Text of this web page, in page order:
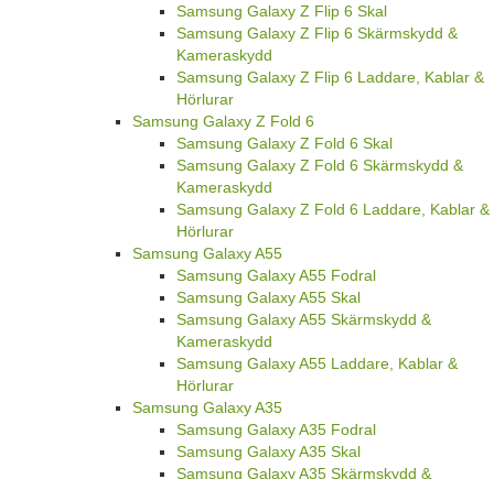
Samsung Galaxy Z Flip 6 Skal
Samsung Galaxy Z Flip 6 Skärmskydd &
Kameraskydd
Samsung Galaxy Z Flip 6 Laddare, Kablar &
Hörlurar
Samsung Galaxy Z Fold 6
Samsung Galaxy Z Fold 6 Skal
Samsung Galaxy Z Fold 6 Skärmskydd &
Kameraskydd
Samsung Galaxy Z Fold 6 Laddare, Kablar &
Hörlurar
Samsung Galaxy A55
Samsung Galaxy A55 Fodral
Samsung Galaxy A55 Skal
Samsung Galaxy A55 Skärmskydd &
Kameraskydd
Samsung Galaxy A55 Laddare, Kablar &
Hörlurar
Samsung Galaxy A35
Samsung Galaxy A35 Fodral
Samsung Galaxy A35 Skal
Samsung Galaxy A35 Skärmskydd &